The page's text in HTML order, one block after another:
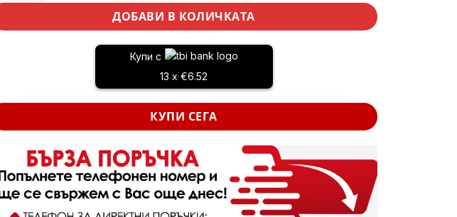
ДОБАВИ В КОЛИЧКАТА
Купи с
13 x €6.52
КУПИ СЕГА